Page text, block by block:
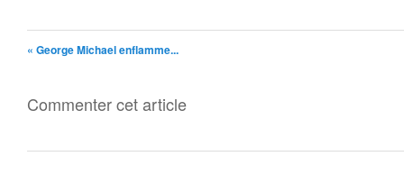
« George Michael enflamme...
Commenter cet article